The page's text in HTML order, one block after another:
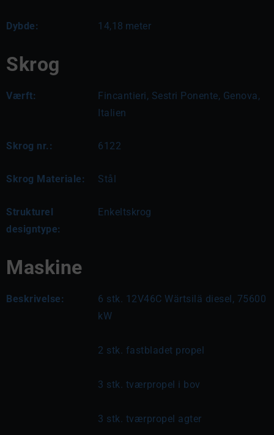
Dybde: 14,18 meter
Skrog
Værft:
Fincantieri, Sestri Ponente, Genova,
Italien
Skrog nr.: 6122
Skrog Materiale: Stål
Strukturel
designtype:
Enkeltskrog
Maskine
Beskrivelse:
6 stk. 12V46C Wärtsilä diesel, 75600
kW
2 stk. fastbladet propel
3 stk. tværpropel i bov
3 stk. tværpropel agter